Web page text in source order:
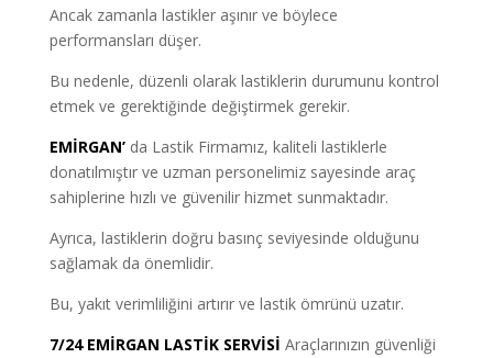
Ancak zamanla lastikler aşınır ve böylece
performansları düşer.
Bu nedenle, düzenli olarak lastiklerin durumunu kontrol
etmek ve gerektiğinde değiştirmek gerekir.
EMİRGAN’ da Lastik Firmamız, kaliteli lastiklerle
donatılmıştır ve uzman personelimiz sayesinde araç
sahiplerine hızlı ve güvenilir hizmet sunmaktadır.
Ayrıca, lastiklerin doğru basınç seviyesinde olduğunu
sağlamak da önemlidir.
Bu, yakıt verimliliğini artırır ve lastik ömrünü uzatır.
7/24 EMİRGAN LASTİK SERVİSİ Araçlarınızın güvenliği